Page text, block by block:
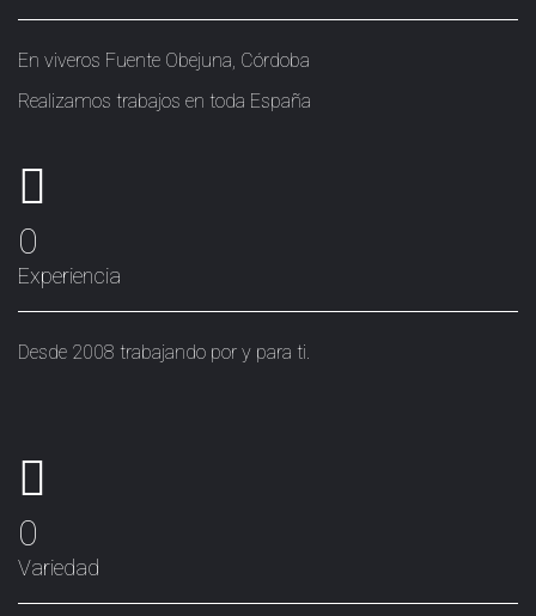
En viveros Fuente Obejuna, Córdoba
Realizamos trabajos en toda España
0
Experiencia
Desde 2008 trabajando por y para ti.
0
Variedad